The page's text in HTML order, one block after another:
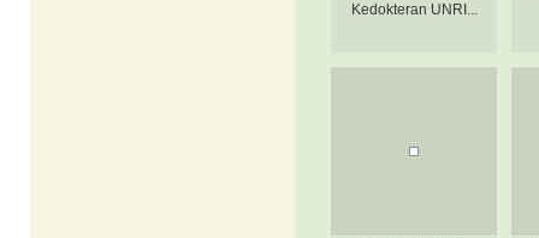
Kedokteran UNRI...